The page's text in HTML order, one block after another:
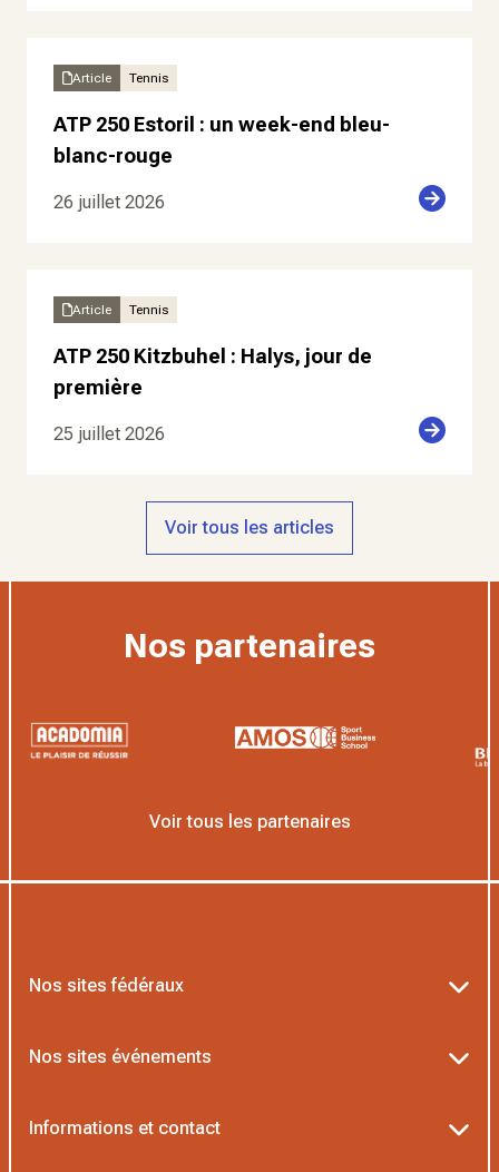
Article Tennis
ATP 250 Estoril : un week-end bleu-
blanc-rouge
26 juillet 2026
Article Tennis
ATP 250 Kitzbuhel : Halys, jour de
première
25 juillet 2026
Voir tous les articles
Nos partenaires
Voir tous les partenaires
Nos sites fédéraux
Nos sites événements
Informations et contact